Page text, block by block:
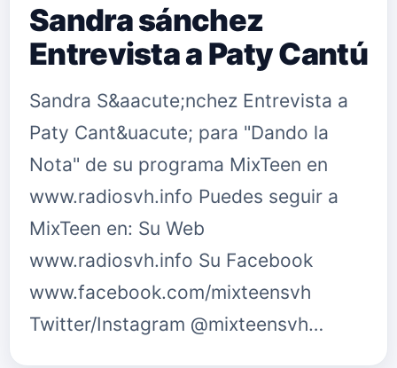
Sandra sánchez
Entrevista a Paty Cantú
Sandra S&aacute;nchez Entrevista a
Paty Cant&uacute; para "Dando la
Nota" de su programa MixTeen en
www.radiosvh.info Puedes seguir a
MixTeen en: Su Web
www.radiosvh.info Su Facebook
www.facebook.com/mixteensvh
Twitter/Instagram @mixteensvh…